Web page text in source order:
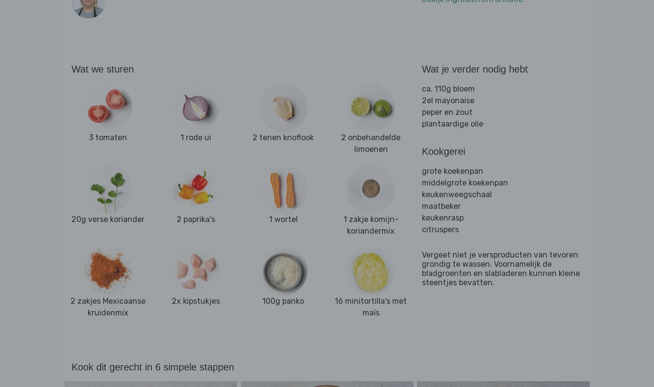
Wat we sturen
3 tomaten 1 rode ui 2 tenen knoflook
2 onbehandelde
limoenen
20g verse koriander 2 paprika's 1 wortel
1 zakje komijn-
koriandermix
2 zakjes Mexicaanse
kruidenmix
2x kipstukjes 100g panko
16 minitortilla's met
maïs
Wat je verder nodig hebt
ca. 110g bloem
2el mayonaise
peper en zout
plantaardige olie
Kookgerei
grote koekenpan
middelgrote koekenpan
keukenweegschaal
maatbeker
keukenrasp
citruspers
Vergeet niet je versproducten van tevoren
grondig te wassen. Voornamelijk de
bladgroenten en slabladeren kunnen kleine
steentjes bevatten.
Kook dit gerecht in 6 simpele stappen